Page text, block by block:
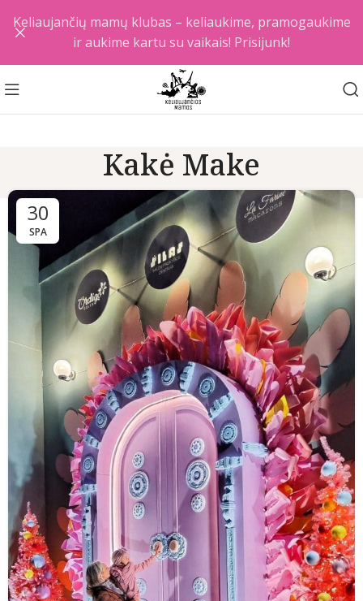
Kakė Make
30
SPA
Keliaujančių mamų klubas – keliaukime, pramogaukime
ir aukime kartu su vaikais! Prisijunk!